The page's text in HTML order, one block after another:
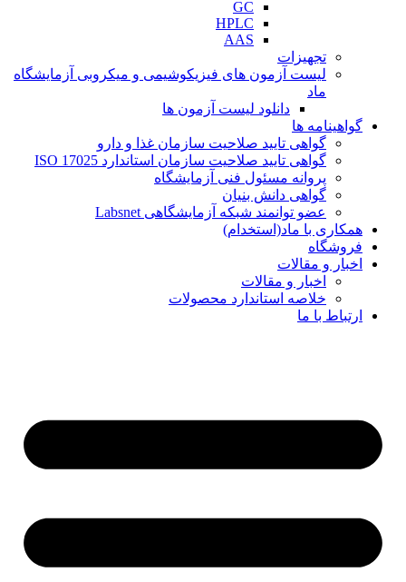
GC
HPLC
AAS
تجهیزات
لیست آزمون های فیزیکوشیمی و میکروبی آزمایشگاه
ماد
دانلود لیست آزمون ها
گواهینامه ها
گواهی تایید صلاحیت سازمان غذا و دارو
گواهی تایید صلاحیت سازمان استاندارد ISO 17025
پروانه مسئول فنی آزمایشگاه
گواهی دانش بنیان
عضو توانمند شبکه آزمایشگاهی Labsnet
همکاری با ماد(استخدام)
فروشگاه
اخبار و مقالات
اخبار و مقالات
خلاصه استاندارد محصولات
ارتباط با ما